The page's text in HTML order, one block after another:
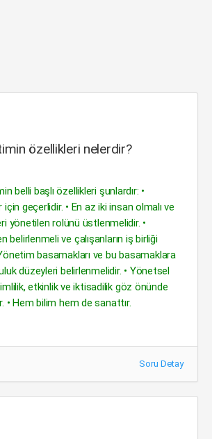
özellikleri nelerdir?
belli başlı özellikleri şunlardır: •
için geçerlidir. • En az iki insan olmalı ve
yönetilen rolünü üstlenmelidir. •
belirlenmeli ve çalışanların iş birliği
basamakları ve bu basamaklara
düzeyleri belirlenmelidir. • Yönetsel
etkinlik ve iktisadilik göz önünde
• Hem bilim hem de sanattır.
Soru Detay